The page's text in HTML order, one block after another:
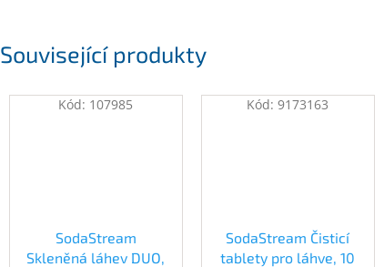
Související produkty
SodaStream
Skleněná láhev DUO,
Kód: 107985
SodaStream Čisticí
tablety pro láhve, 10
Kód:9173163